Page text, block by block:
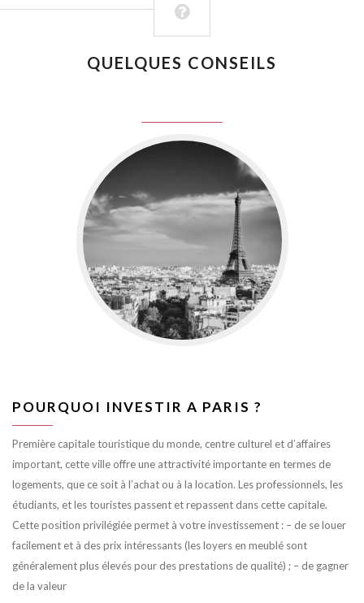
QUELQUES CONSEILS
POURQUOI INVESTIR A PARIS ?
Première capitale touristique du monde, centre culturel et d’affaires
important, cette ville offre une attractivité importante en termes de
logements, que ce soit à l’achat ou à la location. Les professionnels, les
étudiants, et les touristes passent et repassent dans cette capitale.
Cette position privilégiée permet à votre investissement : – de se louer
facilement et à des prix intéressants (les loyers en meublé sont
généralement plus élevés pour des prestations de qualité) ; – de gagner
de la valeur